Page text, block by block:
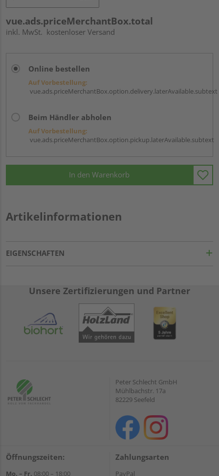
vue.ads.priceMerchantBox.total
inkl. MwSt. kostenloser Versand
Online bestellen
Auf Vorbestellung:
vue.ads.priceMerchantBox.option.delivery.laterAvailable.subtext
Beim Händler abholen
Auf Vorbestellung:
vue.ads.priceMerchantBox.option.pickup.laterAvailable.subtext
In den Warenkorb
Artikelinformationen
EIGENSCHAFTEN
Unsere Zertifizierungen und Partner
Peter Schlecht GmbH
Mühlbachstr. 17a
82229 Seefeld
Öffnungszeiten:
Mo. – Fr. 08:00 – 18:00
Zahlungsarten
PayPal